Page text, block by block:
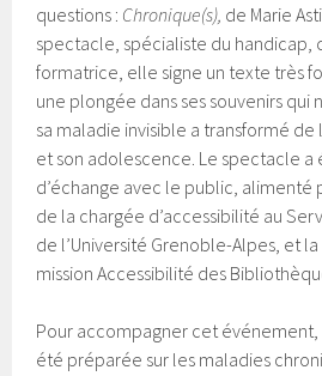
questions : Chronique(s), de Marie
spectacle, spécialiste du handicap,
formatrice, elle signe un texte très
une plongée dans ses souvenirs
sa maladie invisible a transformé de
et son adolescence. Le spectacle a
d’échange avec le public, alimenté
de la chargée d’accessibilité au
de l’Université Grenoble-Alpes, et
mission Accessibilité des
Pour accompagner cet événement,
été préparée sur les maladies